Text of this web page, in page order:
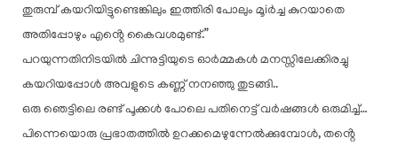
തുരുമ്പ് കയറിയിട്ടുണ്ടെങ്കിലും ഇത്തിരി പോലും മൂiർച്ച കുറയാതെ
അതിപ്പോഴും എൻ്റെ കൈവശമുണ്ട്.”
പറയുന്നതിനിടയിൽ ചിന്നുട്ടിയുടെ ഓർമ്മകൾ മനസ്സിലേക്കിരച്ചു
കയറിയപ്പോൾ അവളുടെ കണ്ണ് നനഞ്ഞു തുടങ്ങി..
ഒരു ഞെട്ടിലെ രണ്ട് പൂക്കൾ പോലെ പതിനെട്ട് വർഷങ്ങൾ ഒരുമിച്ച്…
പിന്നെയൊരു പ്രഭാതത്തിൽ ഉറക്കമെഴുന്നേൽക്കുമ്പോൾ, തൻ്റെ